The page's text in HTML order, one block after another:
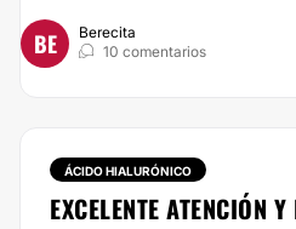
BE
Berecita
10 comentarios
ÁCIDO HIALURÓNICO
EXCELENTE ATENCIÓN